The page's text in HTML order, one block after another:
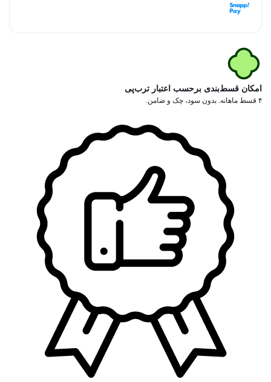
امکان قسط‌بندی برحسب اعتبار ترب‌پی
۴ قسط ماهانه. بدون سود، چک و ضامن.